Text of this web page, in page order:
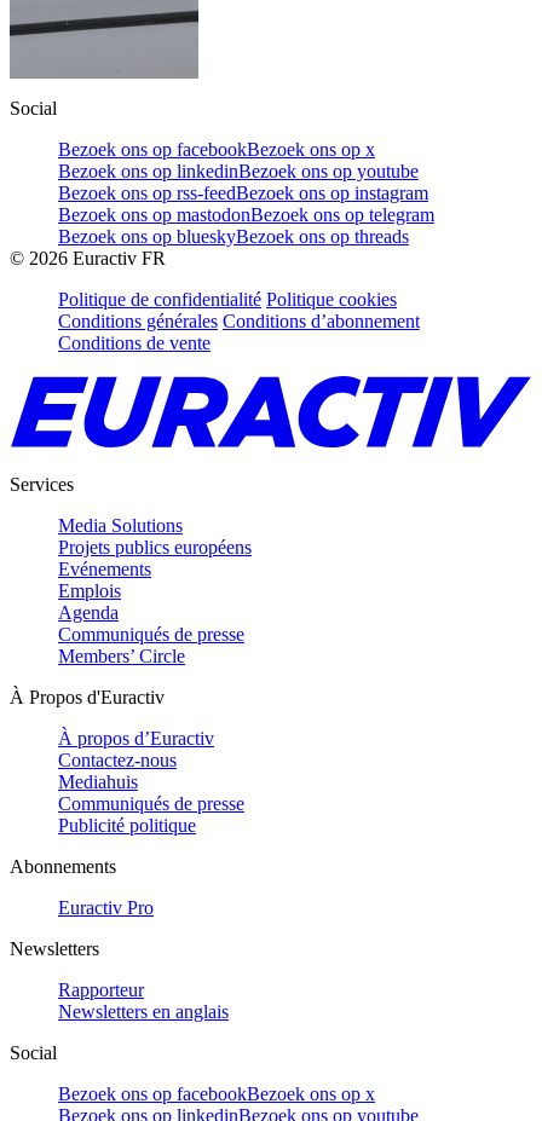
Social
Bezoek ons op facebookBezoek ons op x
Bezoek ons op linkedinBezoek ons op youtube
Bezoek ons op rss-feedBezoek ons op instagram
Bezoek ons op mastodonBezoek ons op telegram
Bezoek ons op blueskyBezoek ons op threads
© 2026 Euractiv FR
Politique de confidentialité Politique cookies
Conditions générales Conditions d’abonnement
Conditions de vente
Services
Media Solutions
Projets publics européens
Evénements
Emplois
Agenda
Communiqués de presse
Members’ Circle
À Propos d'Euractiv
À propos d’Euractiv
Contactez-nous
Mediahuis
Communiqués de presse
Publicité politique
Abonnements
Euractiv Pro
Newsletters
Rapporteur
Newsletters en anglais
Social
Bezoek ons op facebookBezoek ons op x
Bezoek ons op linkedinBezoek ons op youtube